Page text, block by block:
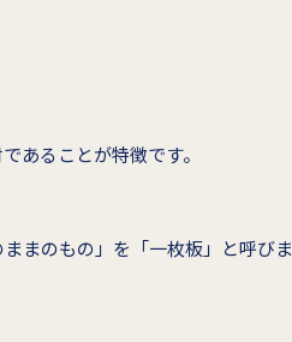
あることが特徴です。
まのもの」を「一枚板」と呼びま